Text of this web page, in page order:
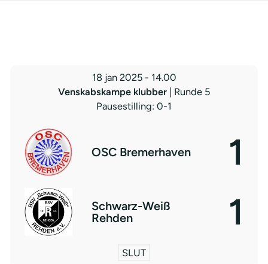
18 jan 2025 - 14.00
Venskabskampe klubber
| Runde 5
Pausestilling: 0-1
OSC Bremerhaven 1
Schwarz-Weiß
Rehden
1
SLUT